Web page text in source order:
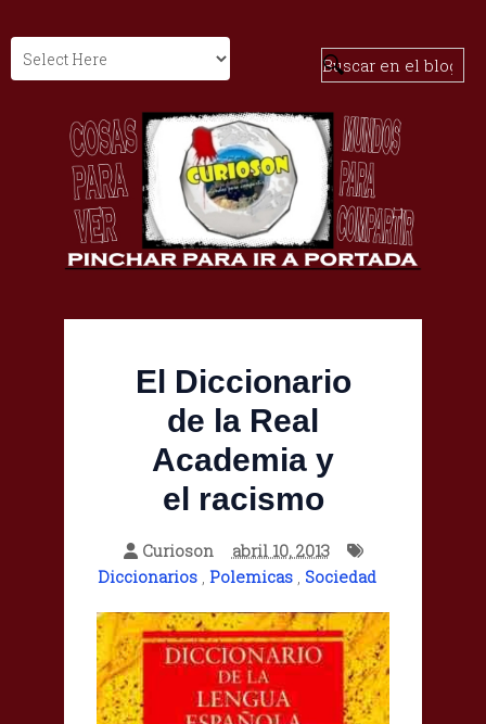
El Diccionario
de la Real
Academia y
el racismo
Curioson
abril 10, 2013
Diccionarios, Polemicas, Sociedad